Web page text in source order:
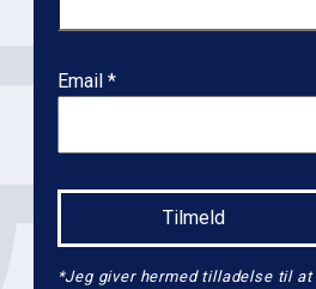
Email
*Jeg giver hermed tilladelse til